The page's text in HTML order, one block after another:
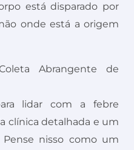
está disparado por
onde está a origem
Abrangente de
lidar com a febre
clínica detalhada e um
nisso como um